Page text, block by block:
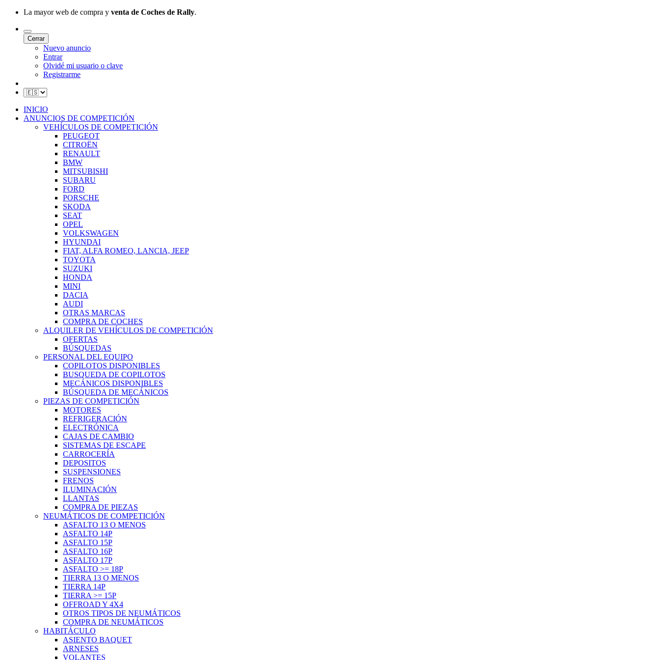
La mayor web de compra y venta de Coches de Rally.
Cerrar
Nuevo anuncio
Entrar
Olvidé mi usuario o clave
Registrarme
INICIO
ANUNCIOS DE COMPETICIÓN
VEHÍCULOS DE COMPETICIÓN
PEUGEOT
CITROËN
RENAULT
BMW
MITSUBISHI
SUBARU
FORD
PORSCHE
SKODA
SEAT
OPEL
VOLKSWAGEN
HYUNDAI
FIAT, ALFA ROMEO, LANCIA, JEEP
TOYOTA
SUZUKI
HONDA
MINI
DACIA
AUDI
OTRAS MARCAS
COMPRA DE COCHES
ALQUILER DE VEHÍCULOS DE COMPETICIÓN
OFERTAS
BÚSQUEDAS
PERSONAL DEL EQUIPO
COPILOTOS DISPONIBLES
BUSQUEDA DE COPILOTOS
MECÁNICOS DISPONIBLES
BÚSQUEDA DE MECÁNICOS
PIEZAS DE COMPETICIÓN
MOTORES
REFRIGERACIÓN
ELECTRÓNICA
CAJAS DE CAMBIO
SISTEMAS DE ESCAPE
CARROCERÍA
DEPOSITOS
SUSPENSIONES
FRENOS
ILUMINACIÓN
LLANTAS
COMPRA DE PIEZAS
NEUMÁTICOS DE COMPETICIÓN
ASFALTO 13 O MENOS
ASFALTO 14P
ASFALTO 15P
ASFALTO 16P
ASFALTO 17P
ASFALTO >= 18P
TIERRA 13 O MENOS
TIERRA 14P
TIERRA >= 15P
OFFROAD Y 4X4
OTROS TIPOS DE NEUMÁTICOS
COMPRA DE NEUMÁTICOS
HABITÁCULO
ASIENTO BAQUET
ARNESES
VOLANTES